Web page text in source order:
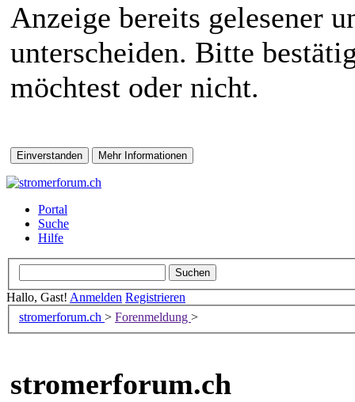
Anzeige bereits gelesener
unterscheiden. Bitte
möchtest oder nicht.
Portal
Suche
Hilfe
Hallo, Gast! Anmelden Registrieren
stromerforum.ch > Forenmeldung >
stromerforum.ch